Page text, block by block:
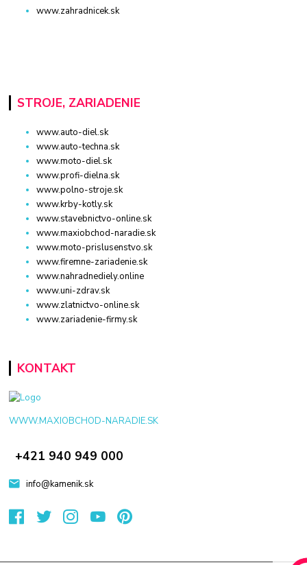
www.zahradnicek.sk
STROJE, ZARIADENIE
www.auto-diel.sk
www.auto-techna.sk
www.moto-diel.sk
www.profi-dielna.sk
www.polno-stroje.sk
www.krby-kotly.sk
www.stavebnictvo-online.sk
www.maxiobchod-naradie.sk
www.moto-prislusenstvo.sk
www.firemne-zariadenie.sk
www.nahradnediely.online
www.uni-zdrav.sk
www.zlatnictvo-online.sk
www.zariadenie-firmy.sk
KONTAKT
WWW.MAXIOBCHOD-NARADIE.SK
+421 940 949 000
info@kamenik.sk